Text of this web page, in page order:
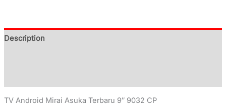
Description
TV Android Mirai Asuka Terbaru 9″ 9032 CP